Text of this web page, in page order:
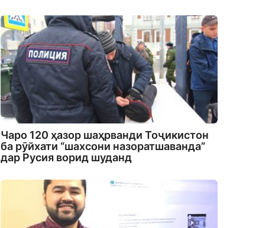
Чаро 120 ҳазор шаҳрванди Тоҷикистон
ба рӯйхати “шахсони назоратшаванда”
дар Русия ворид шуданд